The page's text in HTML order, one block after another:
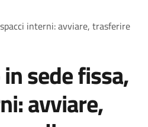
interni: avviare, trasferire
sede fissa,
avviare,